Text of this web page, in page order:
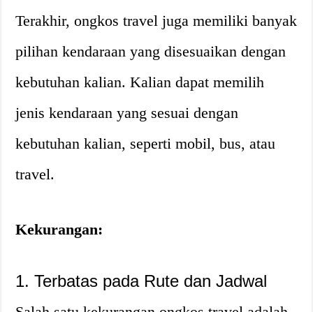
Terakhir, ongkos travel juga memiliki banyak
pilihan kendaraan yang disesuaikan dengan
kebutuhan kalian. Kalian dapat memilih
jenis kendaraan yang sesuai dengan
kebutuhan kalian, seperti mobil, bus, atau
travel.
Kekurangan:
1. Terbatas pada Rute dan Jadwal